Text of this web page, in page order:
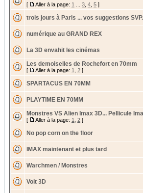
[ Aller à la page: 1 3 4 5 ]
trois jours à Paris ... vos suggestions
numérique au GRAND REX
La 3D envahit les cinémas
Les demoiselles de Rochefort en 70mm
[ Aller à la page: 1 2 ]
SPARTACUS EN 70MM
PLAYTIME EN 70MM
Monstres VS Alien Imax 3D... Pellicule
[ Aller à la page: 1 2 ]
No pop corn on the floor
IMAX maintenant et plus tard
Warchmen / Monstres
Volt 3D